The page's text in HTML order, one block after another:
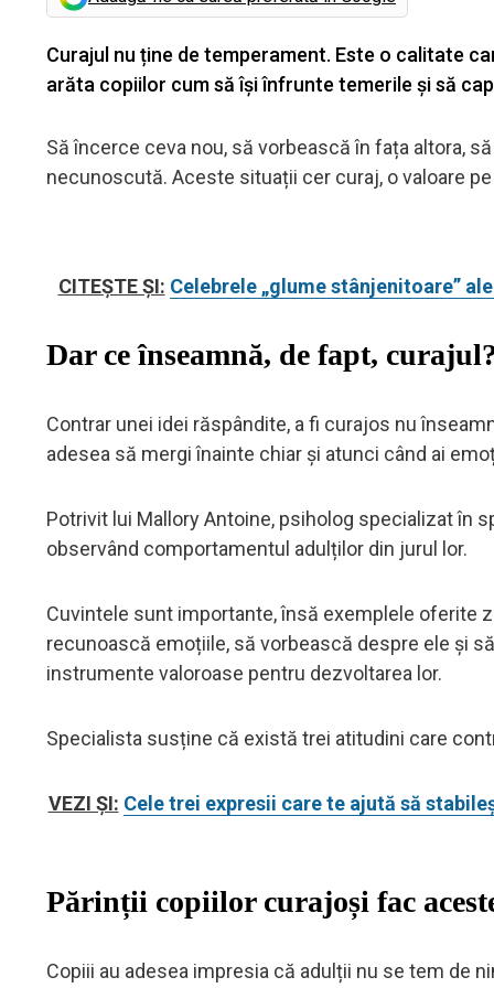
Curajul nu ține de temperament. Este o calitate
arăta copiilor cum să își înfrunte temerile și să
Să încerce ceva nou, să vorbească în fața altora,
necunoscută. Aceste situații cer curaj, o valoare
CITEȘTE ȘI: Celebrele „glume stânjenitoare”
Dar ce înseamnă, de fapt,
Contrar unei idei răspândite, a fi curajos nu
adesea să mergi înainte chiar și atunci când ai
Potrivit lui Mallory Antoine, psiholog specializat în
observând comportamentul adulților din jurul lor.
Cuvintele sunt importante, însă exemplele oferite
recunoască emoțiile, să vorbească despre ele și
instrumente valoroase pentru dezvoltarea lor.
Specialista susține că există trei atitudini care
VEZI ȘI: Cele trei expresii care te ajută să
Părinții copiilor curajoși fac
Copiii au adesea impresia că adulții nu se tem de